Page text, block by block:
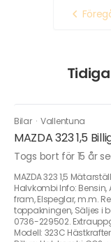
Bilar ·Vallentuna
MAZDA 323 1,5
Togs bort för 15 år
MAZDA 323 1,5
Halvkombi Info:
fram, Elspeglar, m.m.
toppakningen, Säljes i
0736-229502.
Modell: 323C